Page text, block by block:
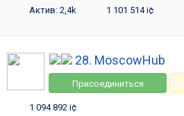
Актив: 2,4k 1 101 514 i¢
28. MoscowHub
Присоединиться
1 094 892 i¢